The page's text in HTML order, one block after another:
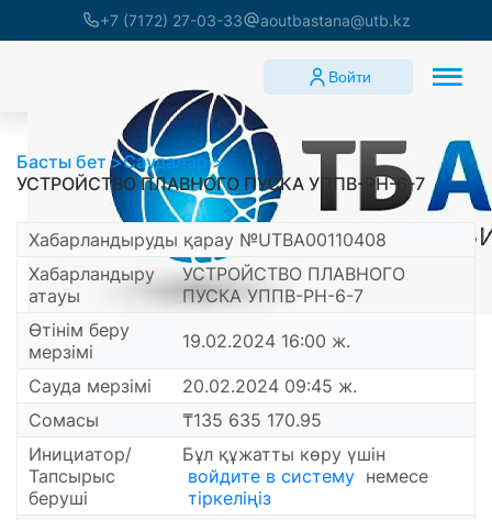
+7 (7172) 27-03-33 aoutbastana@utb.kz
Войти
Басты бет
Саудалар
УСТРОЙСТВО ПЛАВНОГО ПУСКА УППВ-РН-6-7
Хабарландыруды қарау №UTBA00110408
Хабарландыру
атауы
УСТРОЙСТВО ПЛАВНОГО
ПУСКА УППВ-РН-6-7
Өтінім беру
мерзімі
19.02.2024 16:00 ж.
Сауда мерзімі
20.02.2024 09:45 ж.
Сомасы
₸135 635 170.95
Инициатор/
Тапсырыс
беруші
Бұл құжатты көру үшін
войдите в систему немесе
тіркеліңіз